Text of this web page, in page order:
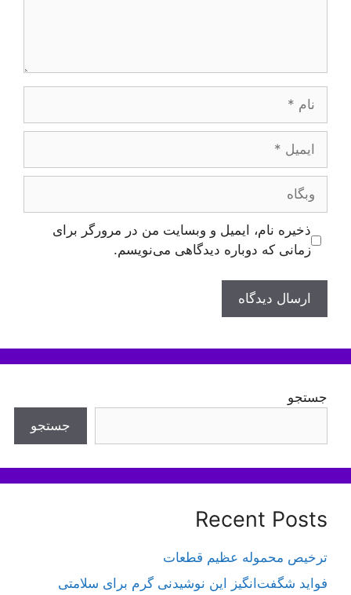
ایمیل
وبگاه
ذخیره نام، ایمیل و وبسایت من در مرورگر برای
زمانی که دوباره دیدگاهی می‌نویسم.
جستجو
جستجو
Recent Posts
ترخیص محموله عظیم قطعات
فواید شگفت‌انگیز این نوشیدنی گرم برای سلامتی